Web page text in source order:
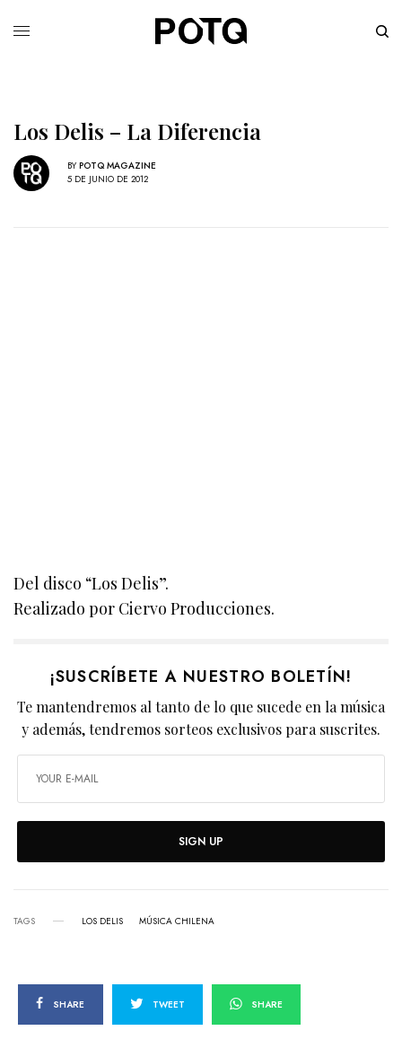
Los Delis – La Diferencia
BY POTQ MAGAZINE
5 DE JUNIO DE 2012
Del disco “Los Delis”.
Realizado por Ciervo Producciones.
¡SUSCRÍBETE A NUESTRO BOLETÍN!
Te mantendremos al tanto de lo que sucede en la música
y además, tendremos sorteos exclusivos para suscrites.
SIGN UP
TAGS LOS DELIS MÚSICA CHILENA
SHARE TWEET SHARE